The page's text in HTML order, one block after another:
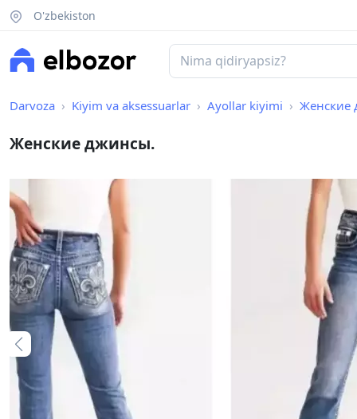
O'zbekiston
Darvoza Kiyim va aksessuarlar Ayollar kiyimi Женские
Женские джинсы.